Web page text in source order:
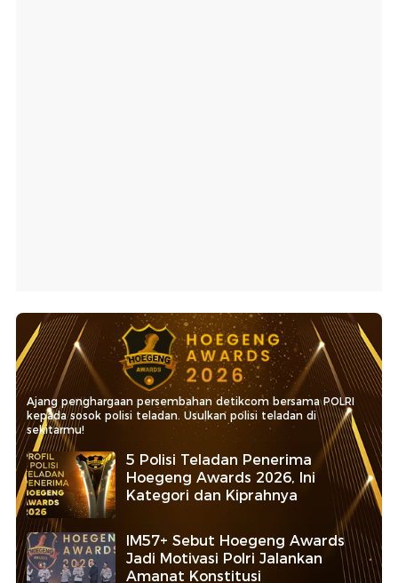
Ajang penghargaan persembahan detikcom bersama POLRI
kepada sosok polisi teladan. Usulkan polisi teladan di
sekitarmu!
5 Polisi Teladan Penerima
Hoegeng Awards 2026, Ini
Kategori dan Kiprahnya
IM57+ Sebut Hoegeng Awards
Jadi Motivasi Polri Jalankan
Amanat Konstitusi